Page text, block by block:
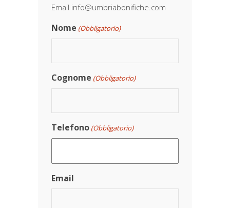
Email info@umbriabonifiche.com
Nome (Obbligatorio)
Cognome (Obbligatorio)
Telefono (Obbligatorio)
Email